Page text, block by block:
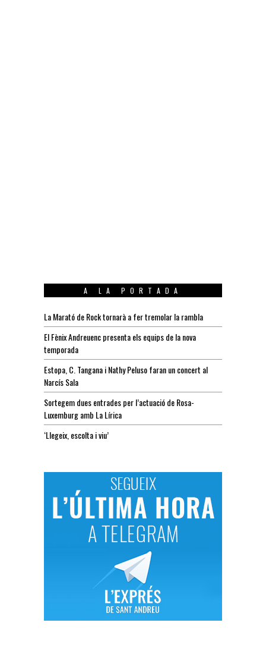
A LA PORTADA
La Marató de Rock tornarà a fer tremolar la rambla
El Fènix Andreuenc presenta els equips de la nova
temporada
Estopa, C. Tangana i Nathy Peluso faran un concert al
Narcís Sala
Sortegem dues entrades per l’actuació de Rosa-
Luxemburg amb La Lírica
‘Llegeix, escolta i viu’